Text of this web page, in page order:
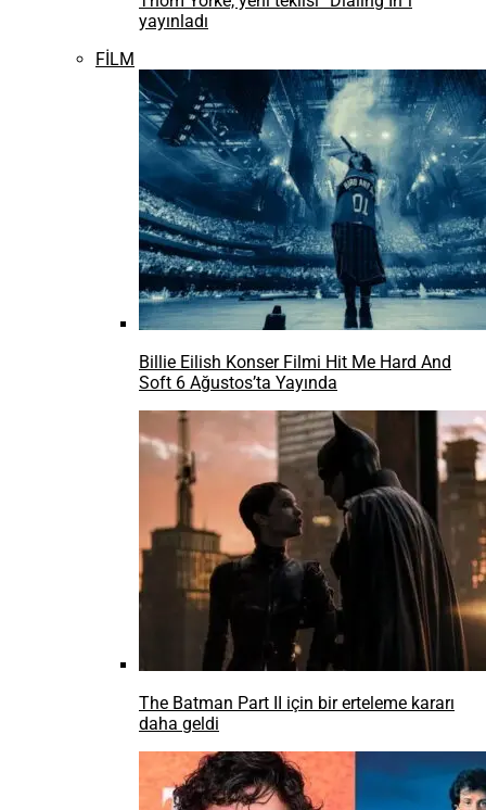
Apple’a 1,8 milyar euro para cezası verildi.
MiniMüzikhol’de 17. Sezon başlıyor!